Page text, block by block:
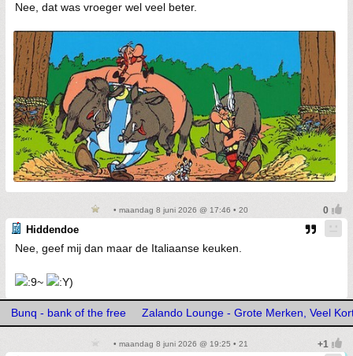
Nee, dat was vroeger wel veel beter.
• maandag 8 juni 2026 @ 17:46 • 20
Hiddendoe
Nee, geef mij dan maar de Italiaanse keuken.
Bunq - bank of the free Zalando Lounge - Grote Merken, Veel
• maandag 8 juni 2026 @ 19:25 • 21